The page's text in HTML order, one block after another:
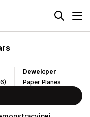
Deweloper
Paper Planes